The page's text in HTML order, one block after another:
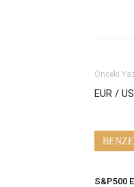
Önceki
EUR /
S&P500